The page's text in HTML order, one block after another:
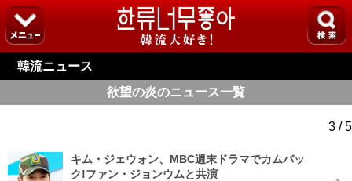
韓流ニュース
欲望の炎のニュース一覧
3 / 5
キム・ジェウォン、MBC週末ドラマでカムバッ
ク!ファン・ジョンウムと共演